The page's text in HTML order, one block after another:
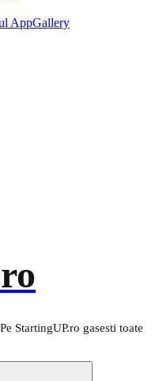
AppGallery
StartingUP.ro gasesti toate